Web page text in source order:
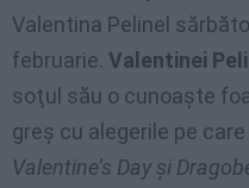
Valentina Pelinel
februarie. Valentinei
soţul său o cunoaşte
greş cu alegerile pe
Valentine’s Day şi